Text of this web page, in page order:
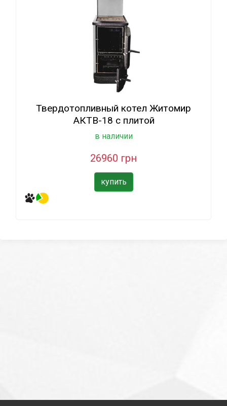
Твердотопливный котел Житомир
АКТВ-18 с плитой
в наличии
26960 грн
купить